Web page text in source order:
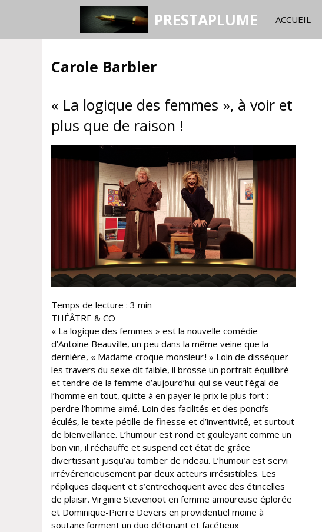
PRESTAPLUME ACCUEIL
Carole Barbier
« La logique des femmes », à voir et
plus que de raison !
Temps de lecture : 3 min
THÉÂTRE & CO
« La logique des femmes » est la nouvelle comédie
d’Antoine Beauville, un peu dans la même veine que la
dernière, « Madame croque monsieur ! » Loin de disséquer
les travers du sexe dit faible, il brosse un portrait équilibré
et tendre de la femme d’aujourd’hui qui se veut l’égal de
l’homme en tout, quitte à en payer le prix le plus fort :
perdre l’homme aimé. Loin des facilités et des poncifs
éculés, le texte pétille de finesse et d’inventivité, et surtout
de bienveillance. L’humour est rond et gouleyant comme un
bon vin, il réchauffe et suspend cet état de grâce
divertissant jusqu’au tomber de rideau. L’humour est servi
irrévérencieusement par deux acteurs irrésistibles. Les
répliques claquent et s’entrechoquent avec des étincelles
de plaisir. Virginie Stevenoot en femme amoureuse éplorée
et Dominique-Pierre Devers en providentiel moine à
soutane forment un duo détonant et facétieux